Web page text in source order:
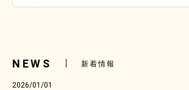
NEWS 新着情報
2026/01/01